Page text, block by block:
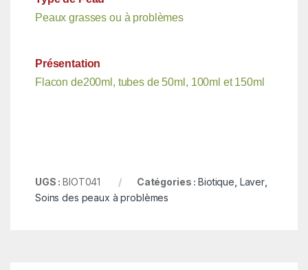
Peaux grasses ou à problèmes
Présentation
Flacon de200ml, tubes de 50ml, 100ml et 150ml
UGS :BIOT041 Catégories :Biotique Laver
Soins des peaux à problèmes